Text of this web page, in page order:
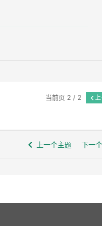
当前页 2 / 2
上一个主题 下一